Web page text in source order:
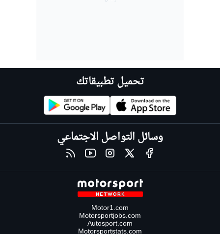
تحميل تطبيقاتك
وسائل التواصل الاجتماعي
Motor1.com
Motorsportjobs.com
Autosport.com